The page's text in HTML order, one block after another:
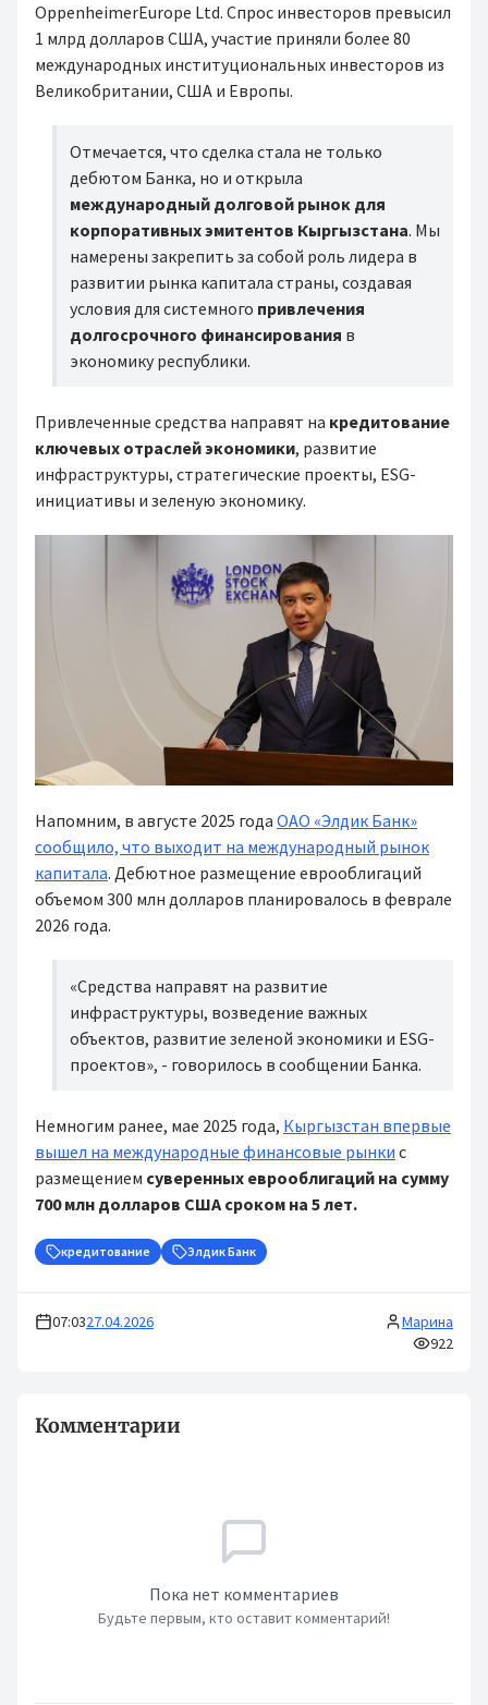
OppenheimerEurope Ltd. Спрос инвесторов превысил
1 млрд долларов США, участие приняли более 80
международных институциональных инвесторов из
Великобритании, США и Европы.
Отмечается, что сделка стала не только
дебютом Банка, но и открыла
международный долговой рынок для
корпоративных эмитентов Кыргызстана. Мы
намерены закрепить за собой роль лидера в
развитии рынка капитала страны, создавая
условия для системного привлечения
долгосрочного финансирования в
экономику республики.
Привлеченные средства направят на кредитование
ключевых отраслей экономики, развитие
инфраструктуры, стратегические проекты, ESG-
инициативы и зеленую экономику.
Напомним, в августе 2025 года ОАО «Элдик Банк»
сообщило, что выходит на международный рынок
капитала. Дебютное размещение еврооблигаций
объемом 300 млн долларов планировалось в феврале
2026 года.
«Средства направят на развитие
инфраструктуры, возведение важных
объектов, развитие зеленой экономики и ESG-
проектов», - говорилось в сообщении Банка.
Немногим ранее, мае 2025 года, Кыргызстан впервые
вышел на международные финансовые рынки с
размещением суверенных еврооблигаций на сумму
700 млн долларов США сроком на 5 лет.
кредитование Элдик Банк
07:0327.04.2026
Марина
922
Комментарии
Пока нет комментариев
Будьте первым, кто оставит комментарий!